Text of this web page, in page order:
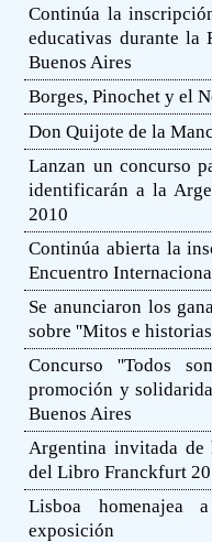
Continúa la
educativas durante la
Buenos Aires
Borges, Pinochet y el
Don Quijote de la
Lanzan un concurso
identificarán a la
2010
Continúa abierta la
Encuentro
Se anunciaron los
sobre ''Mitos e
Concurso ''Todos
promoción y
Buenos Aires
Argentina invitada de
del Libro Franckfurt
Lisboa homenajea
exposición